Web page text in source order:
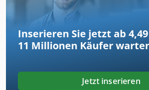
Inserieren Sie jetzt ab
11 Millionen Käufer
Jetzt inserieren